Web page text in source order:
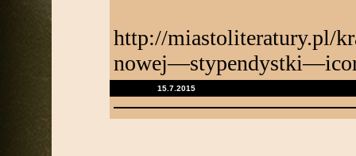
http://
15.7.2015